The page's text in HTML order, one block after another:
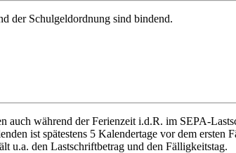
der Schulgeldordnung sind bindend.
auch während der Ferienzeit i.d.R. im SEPA-
ist spätestens 5 Kalendertage vor dem ersten
u.a. den Lastschriftbetrag und den Fälligkeitstag.